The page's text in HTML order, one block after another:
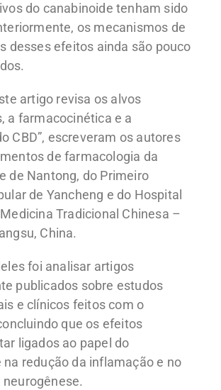
do canabinoide tenham sido
os mecanismos de
desses efeitos ainda são pouco
artigo revisa os alvos
a farmacocinética e a
CBD”, escreveram os autores
de farmacologia da
de Nantong, do Primeiro
de Yancheng e do Hospital
Tradicional Chinesa –
China.
foi analisar artigos
publicados sobre estudos
e clínicos feitos com o
que os efeitos
ligados ao papel do
na redução da inflamação e no